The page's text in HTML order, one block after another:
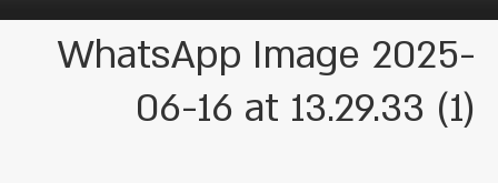
WhatsApp Image 2025-
06-16 at 13.29.33 (1)